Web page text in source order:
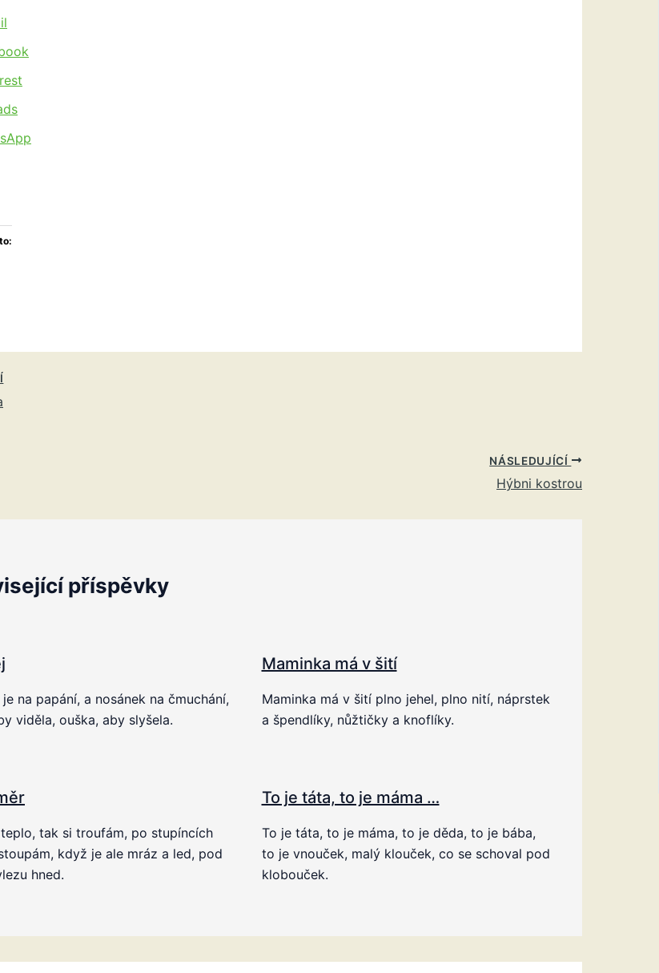
NÁSLEDUJÍCÍ
Hýbni kostrou
příspěvky
je na papání, a nosánek na čmuchání,
viděla, ouška, aby slyšela.
Maminka má v šití
Maminka má v šití plno jehel, plno nití, náprstek
a špendlíky, nůžtičky a knoflíky.
tak si troufám, po stupíncích
když je ale mráz a led, pod
hned.
To je táta, to je máma …
To je táta, to je máma, to je děda, to je bába,
to je vnouček, malý klouček, co se schoval pod
klobouček.